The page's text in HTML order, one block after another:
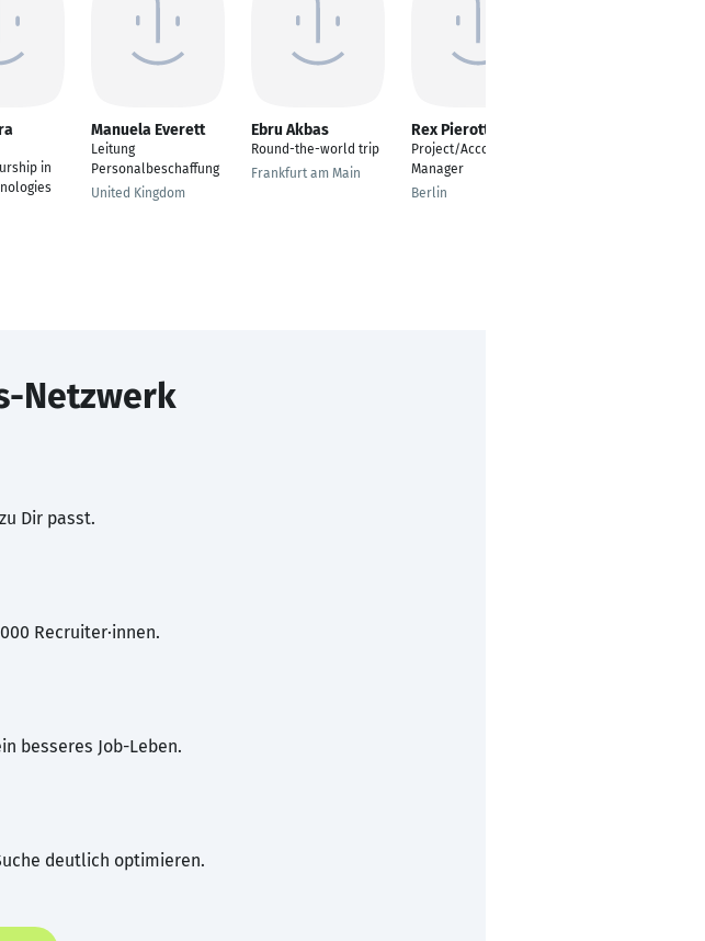
in
Manuela Everett
Leitung
Personalbeschaffung
United Kingdom
Ebru Akbas
Round-the-world trip
Frankfurt am Main
Rex Pierotti
Project/Account
Manager
Berlin
Netzwerk
Dir passt.
Recruiter·innen.
besseres Job-Leben.
deutlich optimieren.